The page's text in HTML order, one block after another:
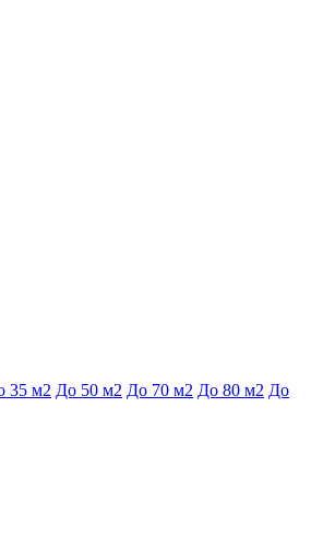
35 м2 До 50 м2 До 70 м2 До 80 м2 До